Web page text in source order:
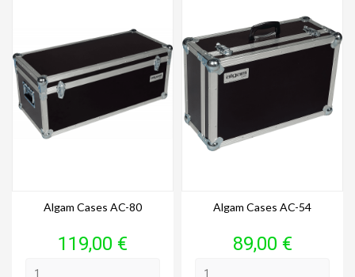
Algam Cases AC-80
Prix
119,00 €
Algam Cases AC-54
Prix
89,00 €